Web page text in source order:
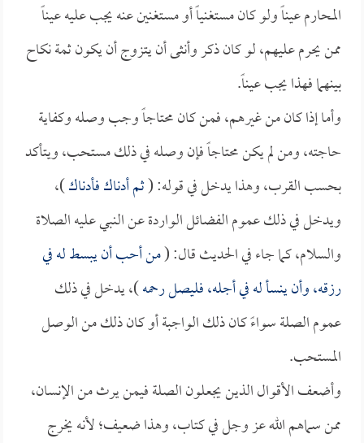
المحارم عيناً ولو كان مستغنياً أو مستغنين عنه يجب عليه عيناً
ممن يحرم عليهم، لو كان ذكر وأنثى أن يتزوج أن يكون ثمة نكاح
بينهما فهذا يجب عيناً.
وأما إذا كان من غيرهم، فمن كان محتاجاً وجب وصله وكفاية
حاجته، ومن لم يكن محتاجاً فإن وصله في ذلك مستحب، ويتأكد
بحسب القرب، وهذا يدخل في قوله: (ثم أدناك فأدناك)،
ويدخل في ذلك عموم الفضائل الواردة عن النبي عليه الصلاة
والسلام، كما جاء في الحديث قال: (من أحب أن يبسط له في
رزقه، وأن ينسأ له في أجله، فليصل رحمه)، يدخل في ذلك
عموم الصلة سواءً كان ذلك الواجبة أو كان ذلك من الوصل
المستحب.
وأضعف الأقوال الذين يجعلون الصلة فيمن يرث من الإنسان،
ممن سماهم الله عز وجل في كتاب، وهذا ضعيف؛ لأنه يخرج